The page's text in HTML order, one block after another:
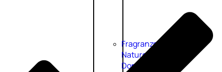
Fragranze
Nature
Donna